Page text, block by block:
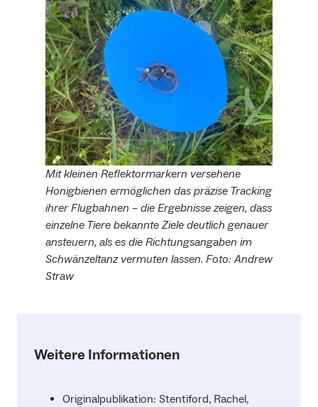
Mit kleinen Reflektormarkern versehene
Honigbienen ermöglichen das präzise Tracking
ihrer Flugbahnen – die Ergebnisse zeigen, dass
einzelne Tiere bekannte Ziele deutlich genauer
ansteuern, als es die Richtungsangaben im
Schwänzeltanz vermuten lassen. Foto: Andrew
Straw
Weitere Informationen
Originalpublikation: Stentiford, Rachel,